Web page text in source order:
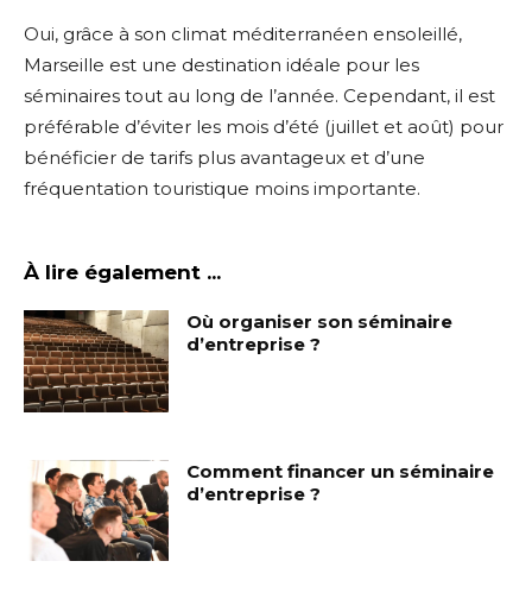
Oui, grâce à son climat méditerranéen ensoleillé,
Marseille est une destination idéale pour les
séminaires tout au long de l’année. Cependant, il est
préférable d’éviter les mois d’été (juillet et août) pour
bénéficier de tarifs plus avantageux et d’une
fréquentation touristique moins importante.
À lire également ...
Où organiser son séminaire
d’entreprise ?
Comment financer un séminaire
d’entreprise ?